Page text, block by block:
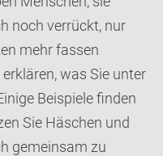
noch verrückt, nur
mehr fassen
was Sie unter
Beispiele finden
Sie Häschen und
gemeinsam zu